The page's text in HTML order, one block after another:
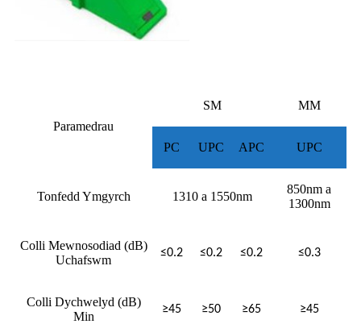
Paramedrau
SM MM
PC UPC APC UPC
Tonfedd Ymgyrch 1310 a 1550nm
850nm a
1300nm
Colli Mewnosodiad (dB)
Uchafswm
≤0.2 ≤0.2 ≤0.2 ≤0.3
Colli Dychwelyd (dB)
Min
≥45 ≥50 ≥65 ≥45